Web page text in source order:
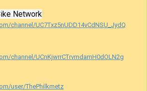
Network
channel/UC7Txz5nUDD14vCdNSU_JydQ
channel/UCnKjwrrCTrvmdamH0dOLN2g
user/ThePhilkmetz